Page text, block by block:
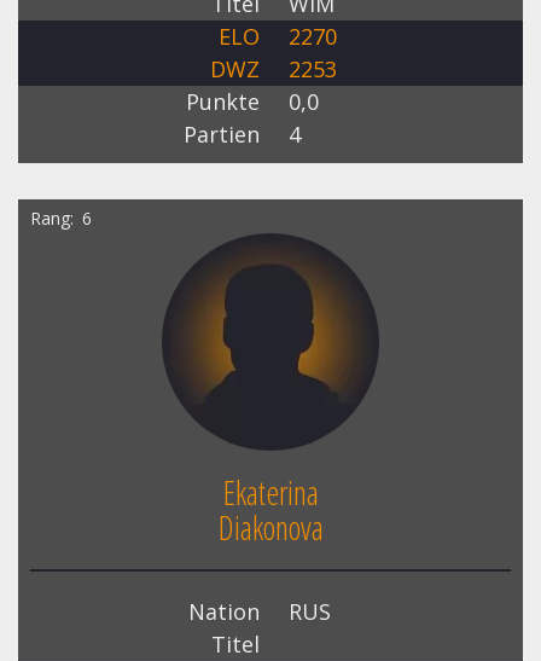
ELO
2270
DWZ
2253
Punkte
0,0
Partien
4
Rang 6
Ekaterina
Diakonova
Nation
RUS
Titel